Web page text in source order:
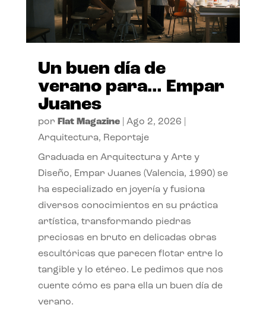
Un buen día de
verano para… Empar
Juanes
por Flat Magazine| Ago 2, 2026
Arquitectura, Reportaje
Graduada en Arquitectura y Arte y
Diseño, Empar Juanes (Valencia, 1990) se
ha especializado en joyería y fusiona
diversos conocimientos en su práctica
artística, transformando piedras
preciosas en bruto en delicadas obras
escultóricas que parecen flotar entre lo
tangible y lo etéreo. Le pedimos que nos
cuente cómo es para ella un buen día de
verano.